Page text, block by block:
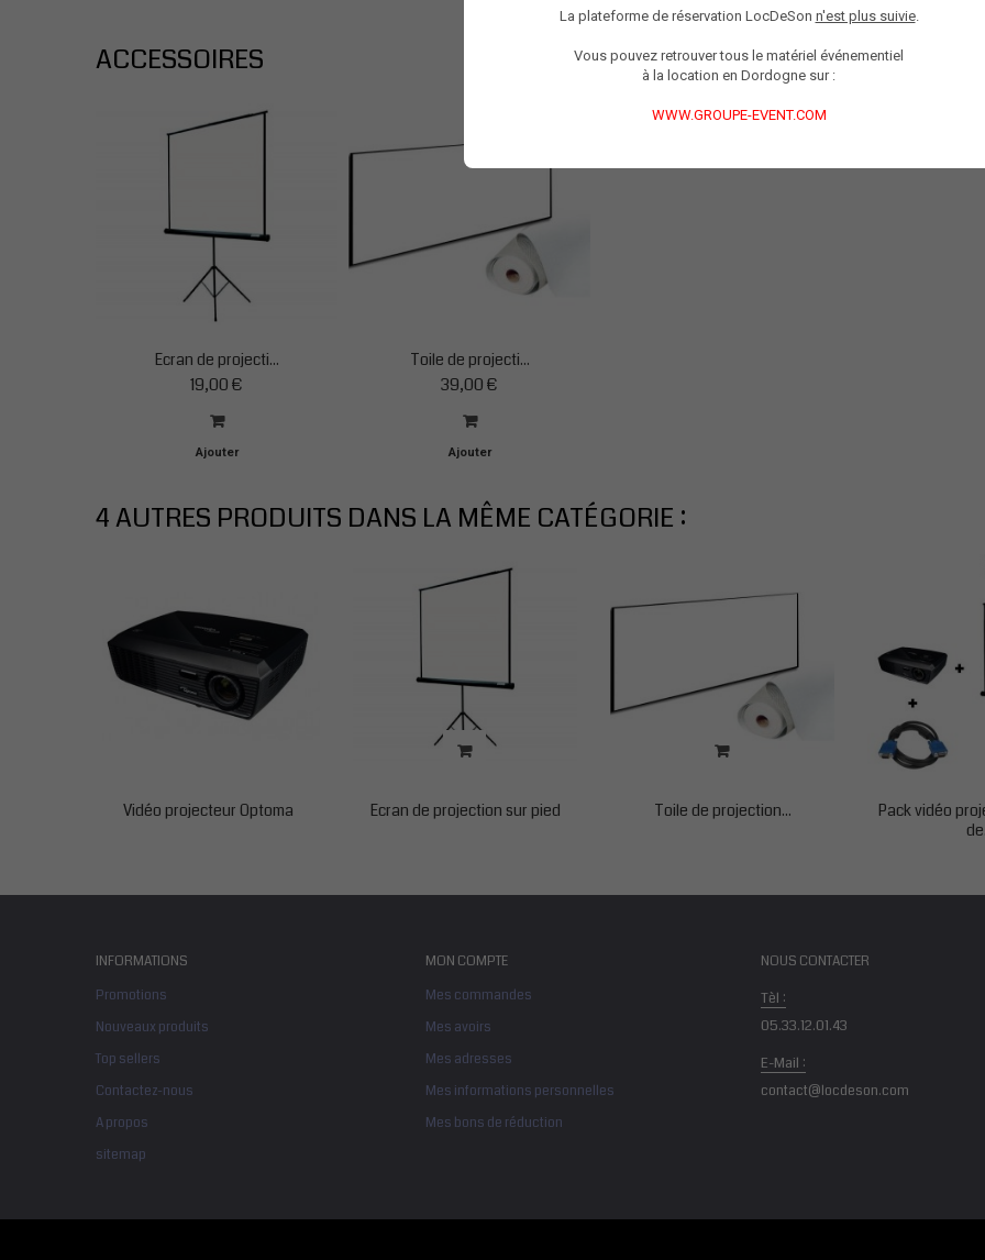
ACCESSOIRES
Ecran de projecti...
19,00 €
Ajouter
Toile de projecti...
39,00 €
Ajouter
panier
4 AUTRES PRODUITS DANS LA MÊME CATÉGORIE :
Vidéo projecteur Optoma Ecran de projection sur pied Toile de projection...
Pack vidéo
INFORMATIONS
Promotions
Nouveaux produits
Top sellers
Contactez-nous
A propos
sitemap
MON COMPTE
Mes commandes
Mes avoirs
Mes adresses
Mes informations personnelles
Mes bons de réduction
NOUS CONTACTER
Tèl :
05.33.12.01.43
E-Mail :
contact@locdeson.com
La plateforme de réservation LocDeSon n'est plus suivie.
Vous pouvez retrouver tous le matériel événementiel
à la location en Dordogne sur :
WWW.GROUPE-EVENT.COM